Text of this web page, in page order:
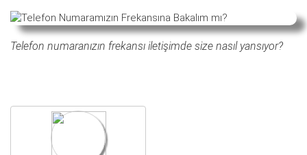
Telefon numaranızın frekansı iletişimde size nasıl yansıyor?